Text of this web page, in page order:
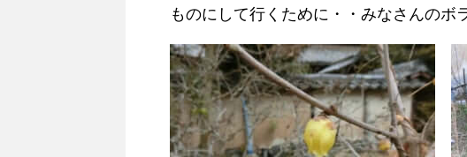
ものにして行くために・・みなさんのボ